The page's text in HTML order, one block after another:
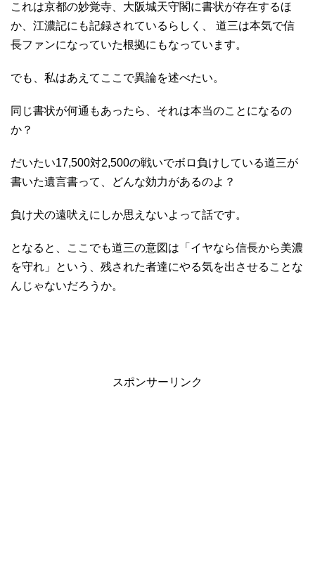
これは京都の妙覚寺、大阪城天守閣に書状が存在するほ
か、江濃記にも記録されているらしく、
道三は本気で信
長ファンになっていた根拠にもなっています。
でも、私はあえてここで異論を述べたい。
同じ書状が何通もあったら、それは本当のことになるの
か？
だいたい17,500対2,500の戦いでボロ負けしている道三が
書いた遺言書って、どんな効力があるのよ？
負け犬の遠吠えにしか思えないよって話です。
となると、ここでも道三の意図は「イヤなら信長から美濃
を守れ」という、残された者達にやる気を出させることな
んじゃないだろうか。
スポンサーリンク